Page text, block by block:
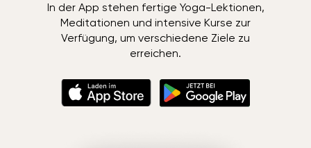
In der App stehen fertige Yoga-Lektionen,
Meditationen und intensive Kurse zur
Verfügung, um verschiedene Ziele zu
erreichen.